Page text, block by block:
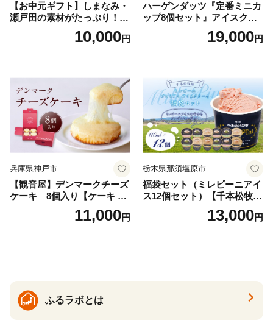
【お中元ギフト】しまなみ・
瀬戸田の素材がたっぷり！ジ
10,000円
ハーゲンダッツ『定番ミニカ
ップ8個セット』アイスクリ
ーム アイス スイーツ デザー
19,000円
兵庫県神戸市
【観音屋】デンマークチーズ
ケーキ 8個入り【ケーキ チ
ーズケーキ 人気スイーツ お
すすめスイーツ 神戸スイー
11,000円
栃木県那須塩原市
福袋セット（ミレピーニアイ
ス12個セット）【千本松牧
場】 ns025-014-12 【デザー
ト 詰め合わせ ギフト】
13,000円
ふるラボとは